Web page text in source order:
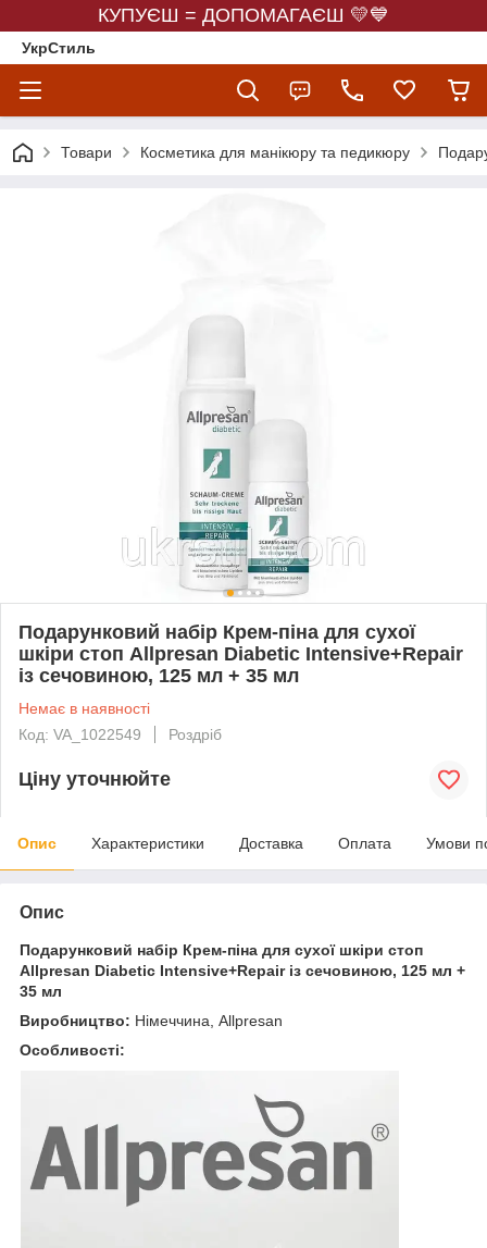
КУПУЄШ = ДОПОМАГАЄШ 💛💙
УкрСтиль
Товари Косметика для манікюру та педикюру
Подарунковий набір Крем-піна для сухої
шкіри стоп Allpresan Diabetic Intensive+Repair
із сечовиною, 125 мл + 35 мл
Немає в наявності
Код: VA_1022549
Роздріб
Ціну уточнюйте
Опис Характеристики Доставка Оплата Умови
Опис
Подарунковий набір Крем-піна для сухої шкіри стоп
Allpresan Diabetic Intensive+Repair із сечовиною, 125 мл +
35 мл
Виробництво: Німеччина, Allpresan
Особливості: